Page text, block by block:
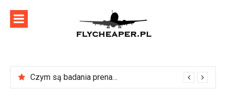
content
Czym są badania prenatalne?